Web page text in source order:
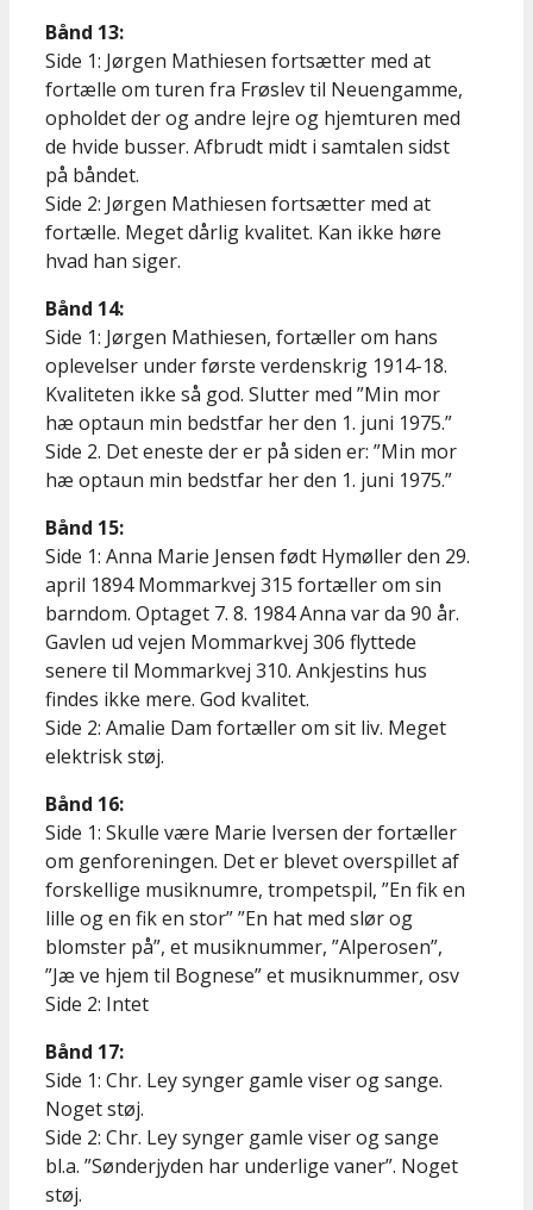
Bånd 13:
Side 1: Jørgen Mathiesen fortsætter med at
fortælle om turen fra Frøslev til Neuengamme,
opholdet der og andre lejre og hjemturen med
de hvide busser. Afbrudt midt i samtalen sidst
på båndet.
Side 2: Jørgen Mathiesen fortsætter med at
fortælle. Meget dårlig kvalitet. Kan ikke høre
hvad han siger.
Bånd 14:
Side 1: Jørgen Mathiesen, fortæller om hans
oplevelser under første verdenskrig 1914-18.
Kvaliteten ikke så god. Slutter med ”Min mor
hæ optaun min bedstfar her den 1. juni 1975.”
Side 2. Det eneste der er på siden er: ”Min mor
hæ optaun min bedstfar her den 1. juni 1975.”
Bånd 15:
Side 1: Anna Marie Jensen født Hymøller den 29.
april 1894 Mommarkvej 315 fortæller om sin
barndom. Optaget 7. 8. 1984 Anna var da 90 år.
Gavlen ud vejen Mommarkvej 306 flyttede
senere til Mommarkvej 310. Ankjestins hus
findes ikke mere. God kvalitet.
Side 2: Amalie Dam fortæller om sit liv. Meget
elektrisk støj.
Bånd 16:
Side 1: Skulle være Marie Iversen der fortæller
om genforeningen. Det er blevet overspillet af
forskellige musiknumre, trompetspil, ”En fik en
lille og en fik en stor” ”En hat med slør og
blomster på”, et musiknummer, ”Alperosen”,
”Jæ ve hjem til Bognese” et musiknummer, osv
Side 2: Intet
Bånd 17:
Side 1: Chr. Ley synger gamle viser og sange.
Noget støj.
Side 2: Chr. Ley synger gamle viser og sange
bl.a. ”Sønderjyden har underlige vaner”. Noget
støj.